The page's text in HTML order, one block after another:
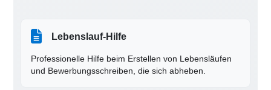
Lebenslauf-Hilfe
Professionelle Hilfe beim Erstellen von Lebensläufen
und Bewerbungsschreiben, die sich abheben.